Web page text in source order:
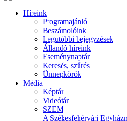
Híreink
Programajánló
Beszámolóink
Legutóbbi bejegyzések
Állandó híreink
Eseménynaptár
Keresés, szűrés
Ünnepkörök
Média
Képtár
Videótár
SZEM
A Székesfehérvári